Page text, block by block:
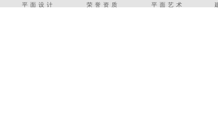
平面艺术
荣誉资质
平面设计